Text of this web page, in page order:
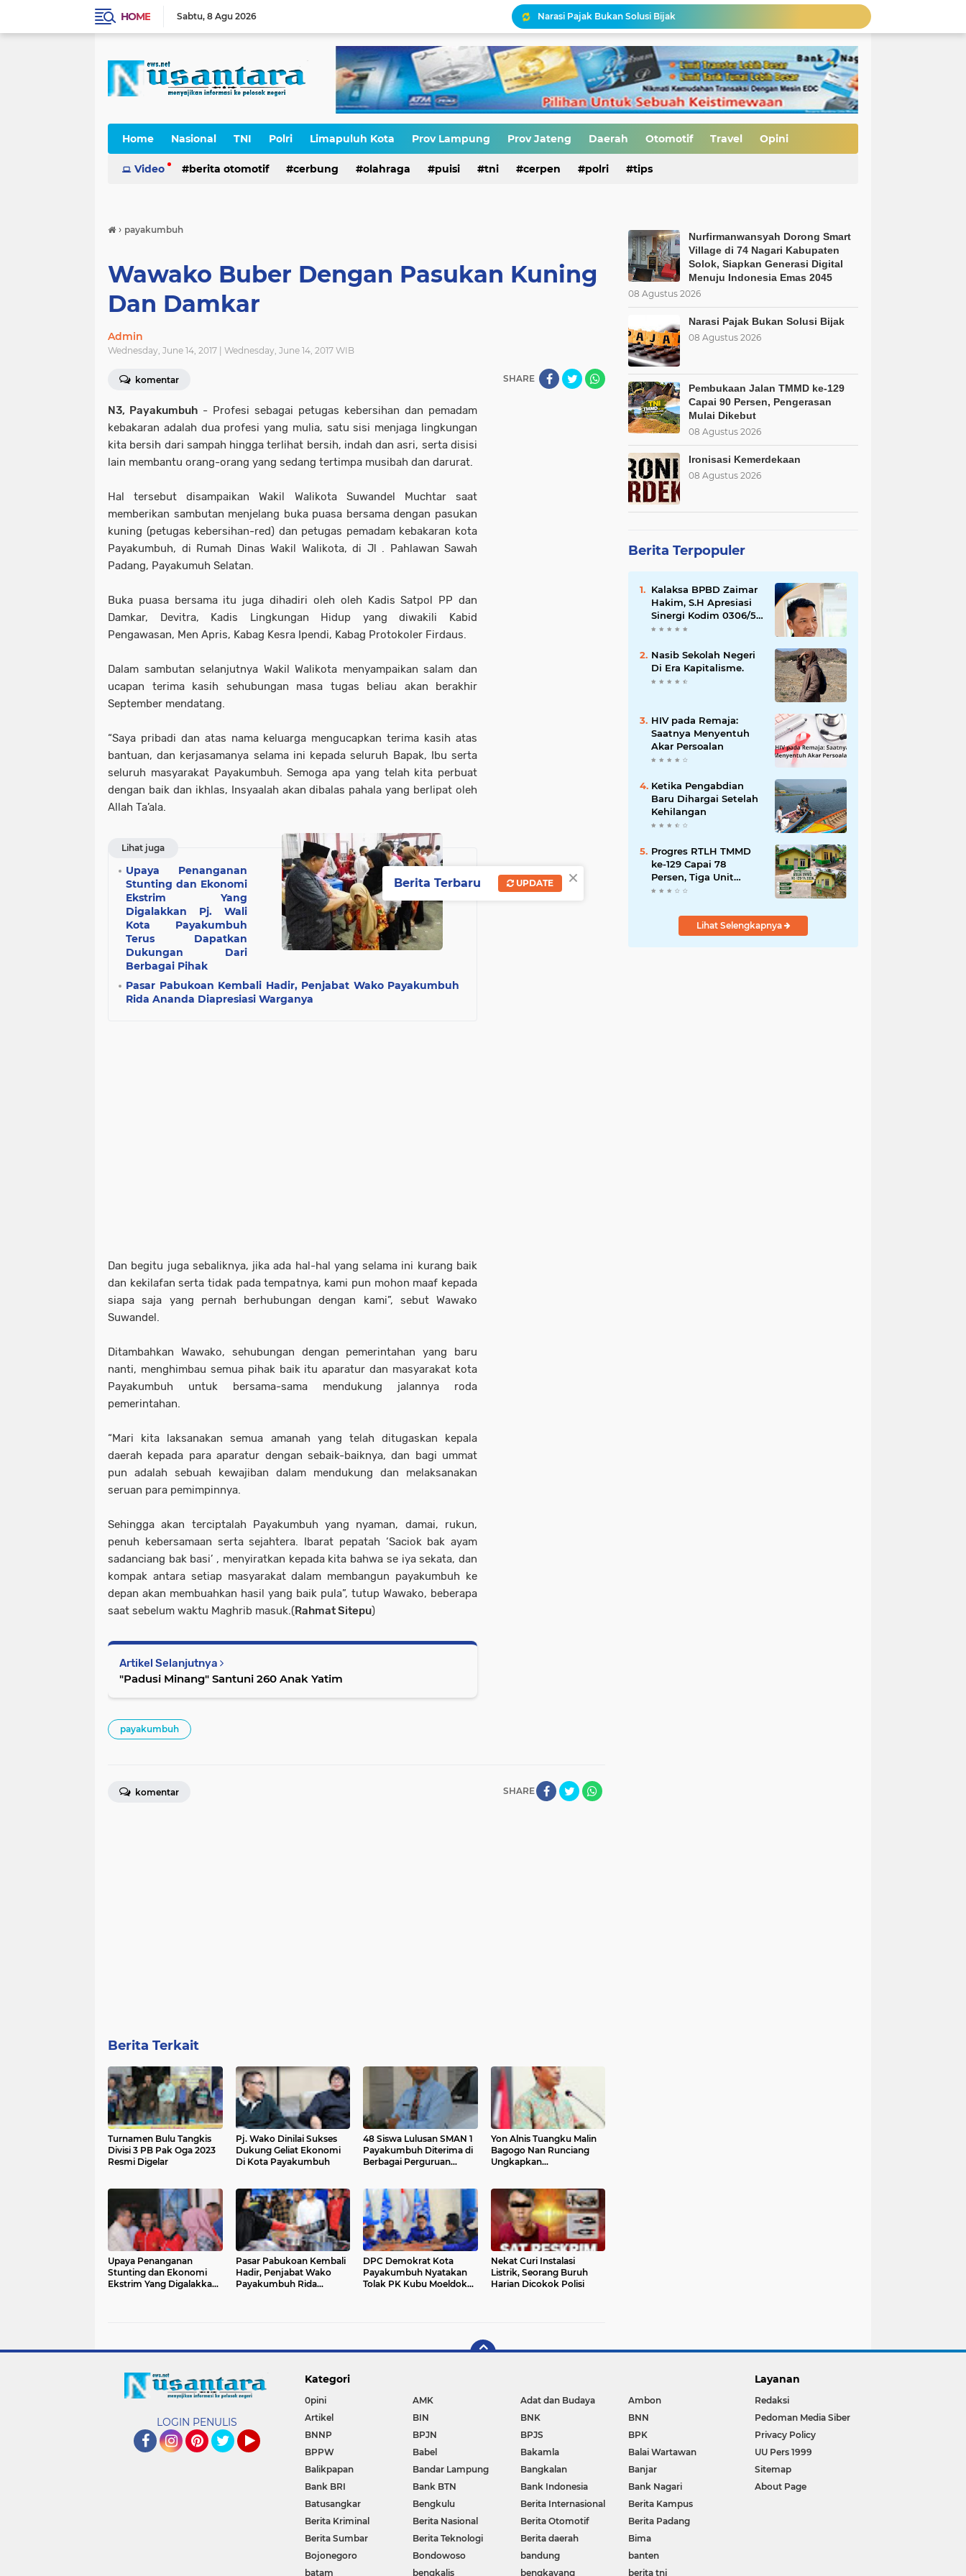
HOME Sabtu 8 Agu 2026
Narasi Pajak Bukan Solusi Bijak
Pembukaan Jalan TMMD ke-129 Capai 90 Persen, Pengerasan Mulai Dikebut
Ironisasi Kemerdekaan
MBG Bukan Solusi tapi Korupsi, Kolusi, dan Nepotisme Para Elit Politik, Kolusi, dan Nepotisme Para Elit Politik
HIV di Kalangan Pelajar, Saatnya Evaluasi Arah Kebijakan
Erik Abdullah: "Sejak Awal Kasus Dinilai Janggal"
Antara HAM dan Hukum Allah: Kedudukan L68TQ dalam Islam
Home Nasional TNI Polri Limapuluh Kota Prov Lampung Prov Jateng Daerah Otomotif Travel Opini
Cerpen
Video berita otomotif cerbung olahraga puisi tni cerpen polri tips
› payakumbuh
Wawako Buber Dengan Pasukan Kuning
Dan Damkar
Admin
Wednesday, June 14, 2017 | Wednesday, June 14, 2017 WIB
komentar SHARE
N3, Payakumbuh - Profesi sebagai petugas kebersihan dan pemadam
kebakaran adalah dua profesi yang mulia, satu sisi menjaga lingkungan
kita bersih dari sampah hingga terlihat bersih, indah dan asri, serta disisi
lain membantu orang-orang yang sedang tertimpa musibah dan darurat.
Hal tersebut disampaikan Wakil Walikota Suwandel Muchtar saat
memberikan sambutan menjelang buka puasa bersama dengan pasukan
kuning (petugas kebersihan-red) dan petugas pemadam kebakaran kota
Payakumbuh, di Rumah Dinas Wakil Walikota, di Jl . Pahlawan Sawah
Padang, Payakumuh Selatan.
Buka puasa bersama itu juga dihadiri oleh oleh Kadis Satpol PP dan
Damkar, Devitra, Kadis Lingkungan Hidup yang diwakili Kabid
Pengawasan, Men Apris, Kabag Kesra Ipendi, Kabag Protokoler Firdaus.
Dalam sambutan selanjutnya Wakil Walikota menyampaikan salam dan
ucapan terima kasih sehubungan masa tugas beliau akan berakhir
September mendatang.
“Saya pribadi dan atas nama keluarga mengucapkan terima kasih atas
bantuan, dan kerjasamanya selama ini kepada seluruh Bapak, Ibu serta
seluruh masyarakat Payakumbuh. Semoga apa yang telah kita perbuat
dengan baik dan ikhlas, Insyaalah akan dibalas pahala yang berlipat oleh
Allah Ta’ala.
Lihat juga
Upaya Penanganan
Stunting dan Ekonomi
Ekstrim Yang
Digalakkan Pj. Wali
Kota Payakumbuh
Terus Dapatkan
Dukungan Dari
Berbagai Pihak
Pasar Pabukoan Kembali Hadir, Penjabat Wako Payakumbuh
Rida Ananda Diapresiasi Warganya
Dan begitu juga sebaliknya, jika ada hal-hal yang selama ini kurang baik
dan kekilafan serta tidak pada tempatnya, kami pun mohon maaf kepada
siapa saja yang pernah berhubungan dengan kami”, sebut Wawako
Suwandel.
Ditambahkan Wawako, sehubungan dengan pemerintahan yang baru
nanti, menghimbau semua pihak baik itu aparatur dan masyarakat kota
Payakumbuh untuk bersama-sama mendukung jalannya roda
pemerintahan.
“Mari kita laksanakan semua amanah yang telah ditugaskan kepala
daerah kepada para aparatur dengan sebaik-baiknya, dan bagi ummat
pun adalah sebuah kewajiban dalam mendukung dan melaksanakan
seruan para pemimpinnya.
Sehingga akan terciptalah Payakumbuh yang nyaman, damai, rukun,
penuh kebersamaan serta sejahtera. Ibarat pepatah ‘Saciok bak ayam
sadanciang bak basi’ , menyiratkan kepada kita bahwa se iya sekata, dan
kompak antara setiap masyarakat dalam membangun payakumbuh ke
depan akan membuahkan hasil yang baik pula”, tutup Wawako, beberapa
saat sebelum waktu Maghrib masuk.(Rahmat Sitepu)
Artikel Selanjutnya
"Padusi Minang" Santuni 260 Anak Yatim
payakumbuh
SHARE
komentar
Berita Terkait
Turnamen Bulu Tangkis
Divisi 3 PB Pak Oga 2023
Resmi Digelar
Pj. Wako Dinilai Sukses
Dukung Geliat Ekonomi
Di Kota Payakumbuh
48 Siswa Lulusan SMAN 1
Payakumbuh Diterima di
Berbagai Perguruan
M.Pd
Yon Alnis Tuangku Malin
Bagogo Nan Runciang
Ungkapkan
Pragmatisme Politik
Upaya Penanganan
Stunting dan Ekonomi
Ekstrim Yang Digalakkan
Pasar Pabukoan Kembali
Hadir, Penjabat Wako
Payakumbuh Rida
DPC Demokrat Kota
Payakumbuh Nyatakan
Tolak PK Kubu Moeldoko :
Nekat Curi Instalasi
Listrik, Seorang Buruh
Harian Dicokok Polisi
Nurfirmanwansyah Dorong Smart
Village di 74 Nagari Kabupaten
Solok, Siapkan Generasi Digital
Menuju Indonesia Emas 2045
08 Agustus 2026
Narasi Pajak Bukan Solusi Bijak
08 Agustus 2026
Pembukaan Jalan TMMD ke-129
Capai 90 Persen, Pengerasan
Mulai Dikebut
08 Agustus 2026
Ironisasi Kemerdekaan
08 Agustus 2026
Berita Terpopuler
Kalaksa BPBD Zaimar
Hakim, S.H Apresiasi
Sinergi Kodim 0306/50
Kota dalam
dan Penanganan
Bencana
Nasib Sekolah Negeri
Di Era Kapitalisme.
HIV pada Remaja:
Saatnya Menyentuh
Akar Persoalan
Ketika Pengabdian
Baru Dihargai Setelah
Kehilangan
Progres RTLH TMMD
ke-129 Capai 78
Persen, Tiga Unit
Rumah Bantuan Mulai
Lihat Selengkapnya
LOGIN PENULIS
Kategori
0pini AMK Adat dan Budaya
Ambon
Artikel
BIN BNK
BNN
BNNP
BPJN BPJS
BPK
BPPW
Babel Bakamla
Balai Wartawan
Balikpapan
Bandar Lampung Bangkalan
Banjar
Bank BRI
Bank BTN Bank Indonesia
Bank Nagari
Batusangkar
Bengkulu Berita Internasional
Berita Kampus
Berita Kriminal
Berita Nasional Berita Otomotif
Berita Padang
Berita Sumbar
Berita Teknologi Berita daerah
Bima
Bojonegoro
Bondowoso bandung
banten
batam
bengkalis bengkayang berita tni
Layanan
Redaksi
Pedoman Media Siber
Privacy Policy
UU Pers 1999
Sitemap
About Page
×
Berita Terbaru UPDATE